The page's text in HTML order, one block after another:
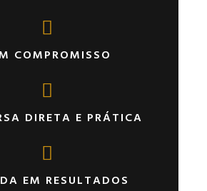
COMPROMISSO
DIRETA E PRÁTICA
EM RESULTADOS